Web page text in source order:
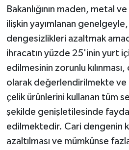
Bakanlığının maden, metal
ilişkin yayımlanan genelgeyle,
dengesizlikleri azaltmak
ihracatın yüzde 25'inin yurt
edilmesinin zorunlu
olarak değerlendirilmekte ve
çelik ürünlerini kullanan tüm
şekilde genişletilesinde
edilmektedir. Cari dengenin
azaltılması ve mümkünse